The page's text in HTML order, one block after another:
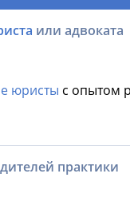
или адвоката
юристы с опытом
практики